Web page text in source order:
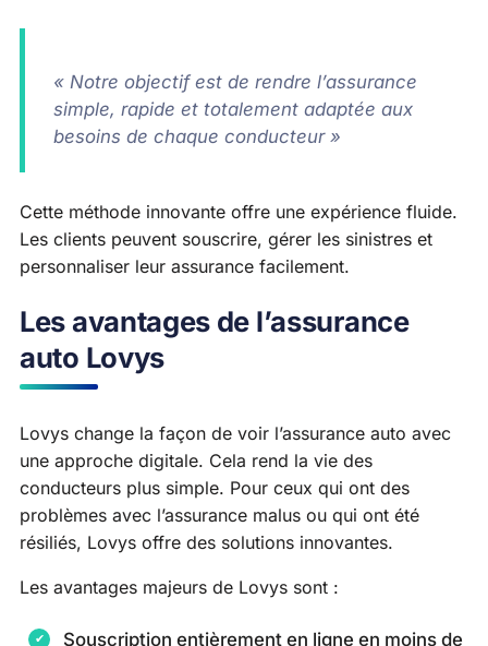
« Notre objectif est de rendre l’assurance
simple, rapide et totalement adaptée aux
besoins de chaque conducteur »
Cette méthode innovante offre une expérience fluide.
Les clients peuvent souscrire, gérer les sinistres et
personnaliser leur assurance facilement.
Les avantages de l’assurance
auto Lovys
Lovys change la façon de voir l’assurance auto avec
une approche digitale. Cela rend la vie des
conducteurs plus simple. Pour ceux qui ont des
problèmes avec l’assurance malus ou qui ont été
résiliés, Lovys offre des solutions innovantes.
Les avantages majeurs de Lovys sont :
Souscription entièrement en ligne en moins de